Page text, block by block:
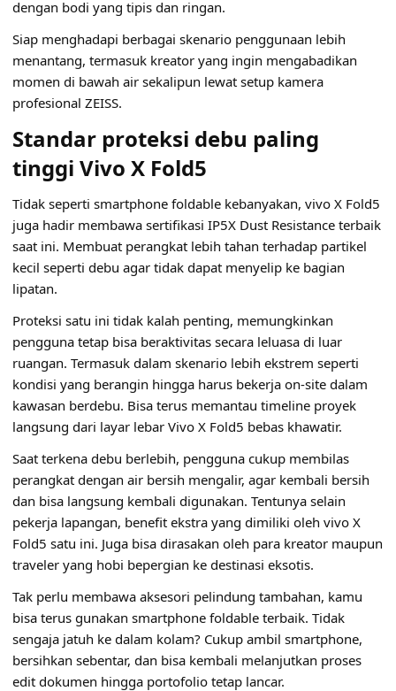
dengan bodi yang tipis dan ringan.
Siap menghadapi berbagai skenario penggunaan lebih
menantang, termasuk kreator yang ingin mengabadikan
momen di bawah air sekalipun lewat setup kamera
profesional ZEISS.
Standar proteksi debu paling
tinggi Vivo X Fold5
Tidak seperti smartphone foldable kebanyakan, vivo X Fold5
juga hadir membawa sertifikasi IP5X Dust Resistance terbaik
saat ini. Membuat perangkat lebih tahan terhadap partikel
kecil seperti debu agar tidak dapat menyelip ke bagian
lipatan.
Proteksi satu ini tidak kalah penting, memungkinkan
pengguna tetap bisa beraktivitas secara leluasa di luar
ruangan. Termasuk dalam skenario lebih ekstrem seperti
kondisi yang berangin hingga harus bekerja on-site dalam
kawasan berdebu. Bisa terus memantau timeline proyek
langsung dari layar lebar Vivo X Fold5 bebas khawatir.
Saat terkena debu berlebih, pengguna cukup membilas
perangkat dengan air bersih mengalir, agar kembali bersih
dan bisa langsung kembali digunakan. Tentunya selain
pekerja lapangan, benefit ekstra yang dimiliki oleh vivo X
Fold5 satu ini. Juga bisa dirasakan oleh para kreator maupun
traveler yang hobi bepergian ke destinasi eksotis.
Tak perlu membawa aksesori pelindung tambahan, kamu
bisa terus gunakan smartphone foldable terbaik. Tidak
sengaja jatuh ke dalam kolam? Cukup ambil smartphone,
bersihkan sebentar, dan bisa kembali melanjutkan proses
edit dokumen hingga portofolio tetap lancar.